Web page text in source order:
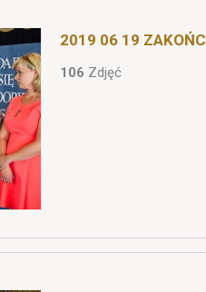
2019 06 19
106 Zdjęć